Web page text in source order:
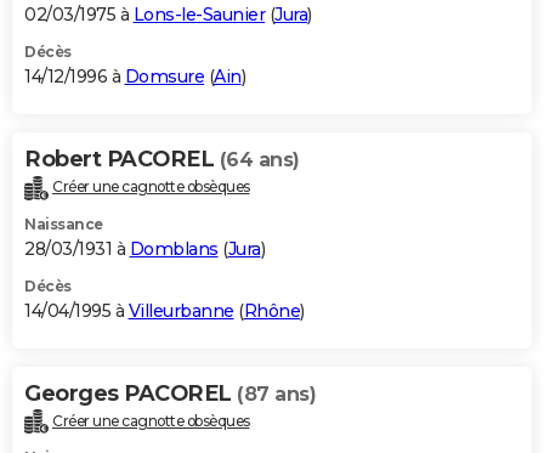
02/03/1975 à Lons-le-Saunier(Jura)
Décès
14/12/1996 à Domsure (Ain)
Robert PACOREL (64 ans)
Créer une cagnotte obsèques
Naissance
28/03/1931 à Domblans (Jura)
Décès
14/04/1995 à Villeurbanne (Rhône)
Georges PACOREL (87 ans)
Créer une cagnotte obsèques